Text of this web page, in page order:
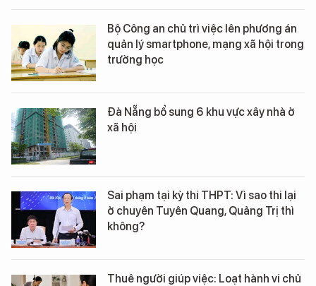
Bộ Công an chủ trì việc lên phương án
quản lý smartphone, mạng xã hội trong
trường học
Đà Nẵng bổ sung 6 khu vực xây nhà ở
xã hội
Sai phạm tại kỳ thi THPT: Vì sao thi lại
ở chuyên Tuyên Quang, Quảng Trị thì
không?
Thuê người giúp việc: Loạt hành vi chủ